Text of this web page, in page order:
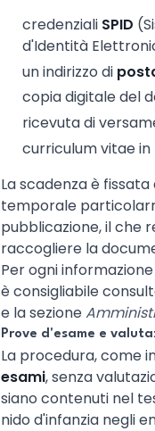
credenziali SPID
d'Identità
un indirizzo di
copia digitale del
ricevuta di
curriculum vitae
La scadenza è fissata
temporale
pubblicazione, il che
raccogliere la
Per ogni
è consigliabile
e la sezione
Prove d'esame e
La procedura, come
esami, senza
siano contenuti nel
nido d'infanzia negli